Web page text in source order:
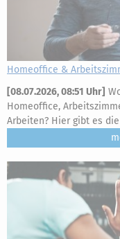
Homeoffice &
[08.07.2026, 08:51 Uhr]
Homeoffice,
Arbeiten? Hier gibt es